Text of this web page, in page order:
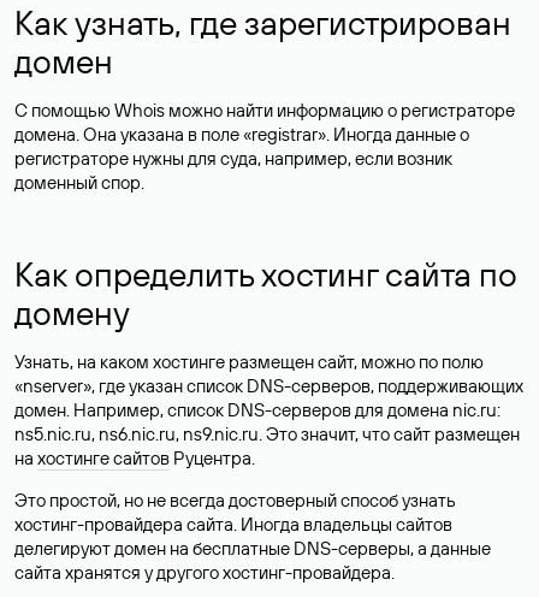
Как узнать, где зарегистрирован
домен
С помощью Whois можно найти информацию о регистраторе
домена. Она указана в поле «registrar». Иногда данные о
регистраторе нужны для суда, например, если возник
доменный спор.
Как определить хостинг сайта по
домену
Узнать, на каком хостинге размещен сайт, можно по полю
«nserver», где указан список DNS-серверов, поддерживающих
домен. Например, список DNS-серверов для домена nic.ru:
ns5.nic.ru, ns6.nic.ru, ns9.nic.ru. Это значит, что сайт размещен
на хостинге сайтов Руцентра.
Это простой, но не всегда достоверный способ узнать
хостинг-провайдера сайта. Иногда владельцы сайтов
делегируют домен на бесплатные DNS-серверы, а данные
сайта хранятся у другого хостинг-провайдера.